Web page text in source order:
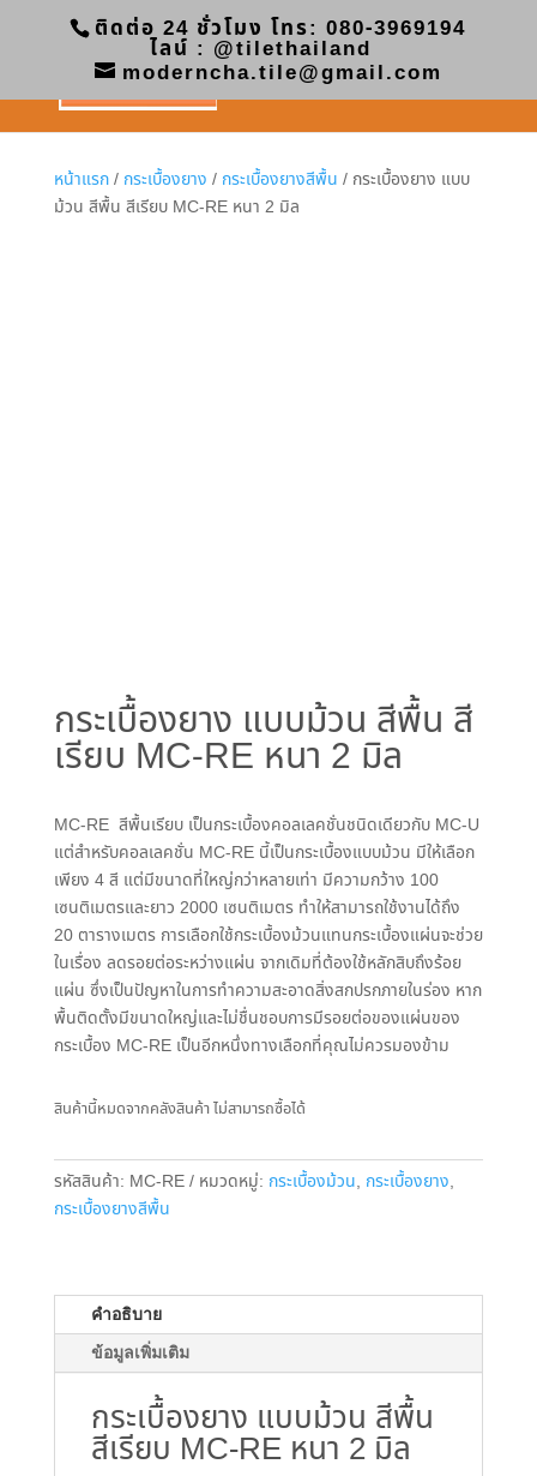
ติดต่อ 24 ชั่วโมง โทร: 080-3969194
ไลน์ : @tilethailand
moderncha.tile@gmail.com
หน้าแรก/ กระเบื้องยาง / กระเบื้องยางสีพื้น / กระเบื้องยาง แบบ
ม้วน สีพื้น สีเรียบ MC-RE หนา 2 มิล
กระเบื้องยาง แบบม้วน สีพื้น สี
เรียบ MC-RE หนา 2 มิล
MC-RE สีพื้นเรียบ เป็นกระเบื้องคอลเลคชั่นชนิดเดียวกับ MC-U
แต่สำหรับคอลเลคชั่น MC-RE นี้เป็นกระเบื้องแบบม้วน มีให้เลือก
เพียง 4 สี แต่มีขนาดที่ใหญ่กว่าหลายเท่า มีความกว้าง 100
เซนติเมตรและยาว 2000 เซนติเมตร ทำให้สามารถใช้งานได้ถึง
20 ตารางเมตร การเลือกใช้กระเบื้องม้วนแทนกระเบื้องแผ่นจะช่วย
ในเรื่อง ลดรอยต่อระหว่างแผ่น จากเดิมที่ต้องใช้หลักสิบถึงร้อย
แผ่น ซึ่งเป็นปัญหาในการทำความสะอาดสิ่งสกปรกภายในร่อง หาก
พื้นติดตั้งมีขนาดใหญ่และไม่ชื่นชอบการมีรอยต่อของแผ่นของ
กระเบื้อง MC-RE เป็นอีกหนึ่งทางเลือกที่คุณไม่ควรมองข้าม
สินค้านี้หมดจากคลังสินค้า ไม่สามารถซื้อได้
รหัสสินค้า: MC-RE หมวดหมู่: กระเบื้องม้วน, กระเบื้องยาง,
กระเบื้องยางสีพื้น
คำอธิบาย
ข้อมูลเพิ่มเติม
กระเบื้องยาง แบบม้วน สีพื้น
สีเรียบ MC-RE หนา 2 มิล